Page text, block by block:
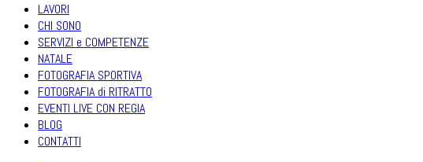
LAVORI
CHI SONO
SERVIZI e COMPETENZE
NATALE
FOTOGRAFIA SPORTIVA
FOTOGRAFIA di RITRATTO
EVENTI LIVE CON REGIA
BLOG
CONTATTI